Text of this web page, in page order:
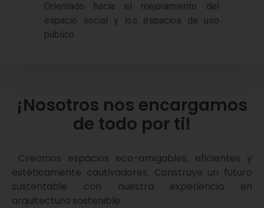
Orientado hacia el mejoramiento del
espacio social y los espacios de uso
público
¡Nosotros nos encargamos
de todo por ti!
Creamos espacios eco-amigables, eficientes y
estéticamente cautivadores. Construye un futuro
sustentable con nuestra experiencia en
arquitectura sostenible.